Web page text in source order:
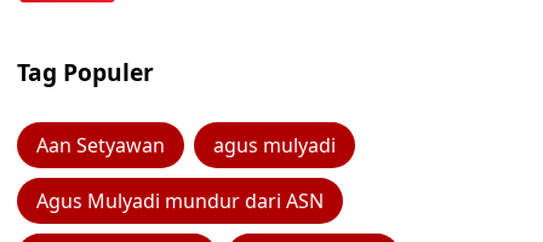
Tag Populer
Aan Setyawan agus mulyadi
Agus Mulyadi mundur dari ASN